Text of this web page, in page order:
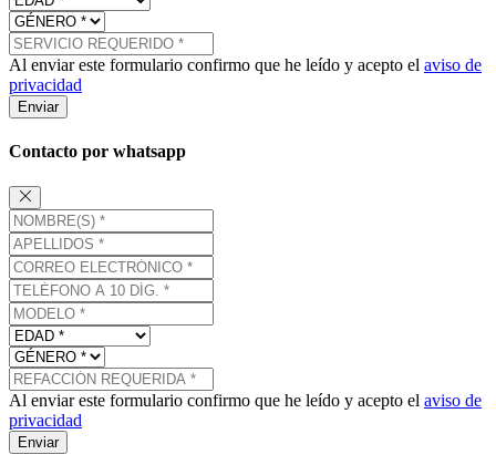
Al enviar este formulario confirmo que he leído y acepto el aviso de
privacidad
Enviar
Contacto por whatsapp
Al enviar este formulario confirmo que he leído y acepto el aviso de
privacidad
Enviar